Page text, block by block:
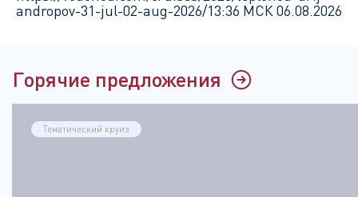
andropov-31-jul-02-aug-2026/13:36 МСК 06.08.2026
Горячие предложения
Тематический круиз